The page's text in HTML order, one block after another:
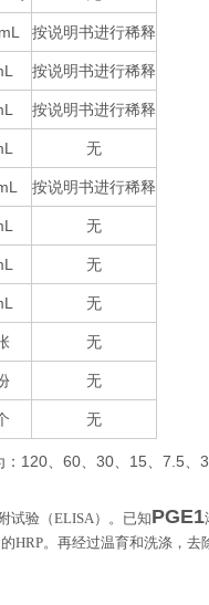
按说明书进行稀释
按说明书进行稀释
按说明书进行稀释
无
按说明书进行稀释
无
无
无
无
无
无
120、 60、 30、 15、 7.5、
试验（ELISA）。已知PGE1
HRP。再经过温育和洗涤，去